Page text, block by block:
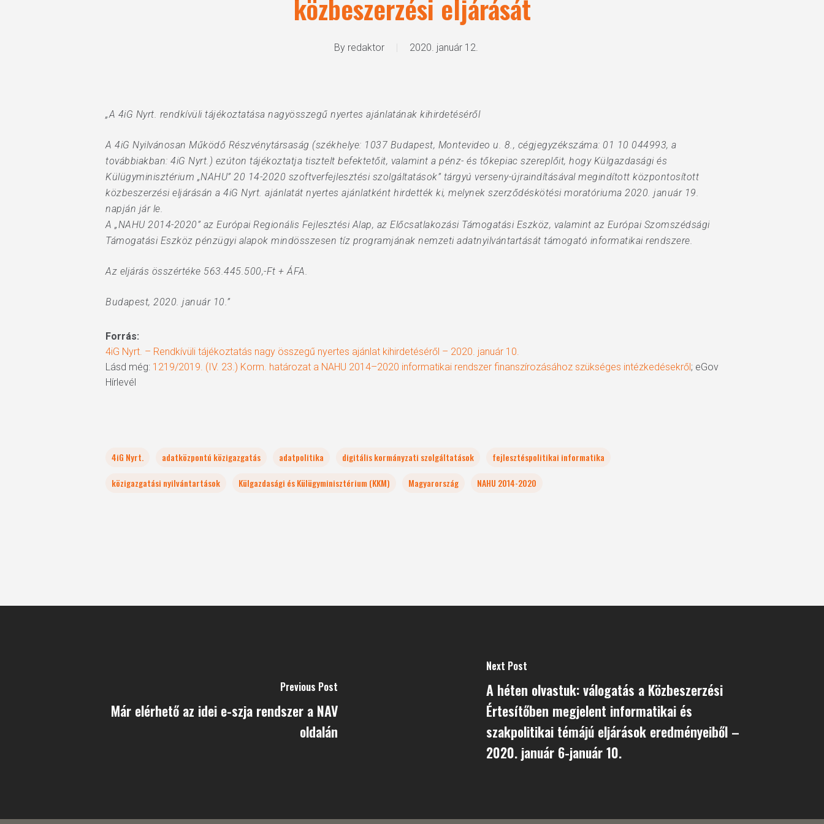
közbeszerzési eljárását
By redaktor 2020. január 12.
„A 4iG Nyrt. rendkívüli tájékoztatása nagyösszegű nyertes ajánlatának kihirdetéséről
A 4iG Nyilvánosan Működő Részvénytársaság (székhelye: 1037 Budapest, Montevideo u. 8., cégjegyzékszáma: 01 10 044993, a
továbbiakban: 4iG Nyrt.) ezúton tájékoztatja tisztelt befektetőit, valamint a pénz- és tőkepiac szereplőit, hogy Külgazdasági és
Külügyminisztérium „NAHU” 20 14-2020 szoftverfejlesztési szolgáltatások” tárgyú verseny-újraindításával megindított központosított
közbeszerzési eljárásán a 4iG Nyrt. ajánlatát nyertes ajánlatként hirdették ki, melynek szerződéskötési moratóriuma 2020. január 19.
napján jár le.
A „NAHU 2014-2020” az Európai Regionális Fejlesztési Alap, az Előcsatlakozási Támogatási Eszköz, valamint az Európai Szomszédsági
Támogatási Eszköz pénzügyi alapok mindösszesen tíz programjának nemzeti adatnyilvántartását támogató informatikai rendszere.
Az eljárás összértéke 563.445.500,-Ft + ÁFA.
Budapest, 2020. január 10.”
Forrás:
4iG Nyrt. – Rendkívüli tájékoztatás nagy összegű nyertes ajánlat kihirdetéséről – 2020. január 10.
Lásd még: 1219/2019. (IV. 23.) Korm. határozat a NAHU 2014–2020 informatikai rendszer finanszírozásához szükséges intézkedésekről; eGov
Hírlevél
4iG Nyrt. adatközpontú közigazgatás adatpolitika digitális kormányzati szolgáltatások
fejlesztéspolitikai informatika
közigazgatási nyilvántartások
Külgazdasági és Külügyminisztérium (KKM) Magyarország NAHU 2014-2020
Previous Post
Már elérhető az idei e-szja rendszer a NAV
oldalán
Next Post
A héten olvastuk: válogatás a Közbeszerzési
Értesítőben megjelent informatikai és
szakpolitikai témájú eljárások eredményeiből –
2020. január 6-január 10.